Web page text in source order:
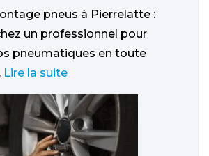
pneus à Pierrelatte :
un professionnel pour
pneumatiques en toute
Lire la suite